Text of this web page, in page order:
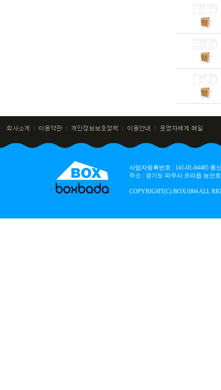
사업자등록번호 : 141-01-64485
주소 : 경기도 파주시 조리읍 능안
COPYRIGHT(C) BOX1004 ALL